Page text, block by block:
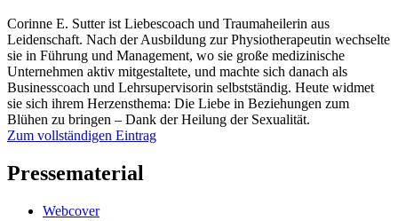
Corinne E. Sutter ist Liebescoach und Traumaheilerin aus
Leidenschaft. Nach der Ausbildung zur Physiotherapeutin wechselte
sie in Führung und Management, wo sie große medizinische
Unternehmen aktiv mitgestaltete, und machte sich danach als
Businesscoach und Lehrsupervisorin selbstständig. Heute widmet
sie sich ihrem Herzensthema: Die Liebe in Beziehungen zum
Blühen zu bringen – Dank der Heilung der Sexualität.
Zum vollständigen Eintrag
Pressematerial
Webcover